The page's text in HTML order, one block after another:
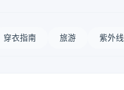
穿衣指南 旅游 紫外线